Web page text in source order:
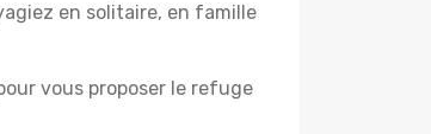
en solitaire, en famille
vous proposer le refuge